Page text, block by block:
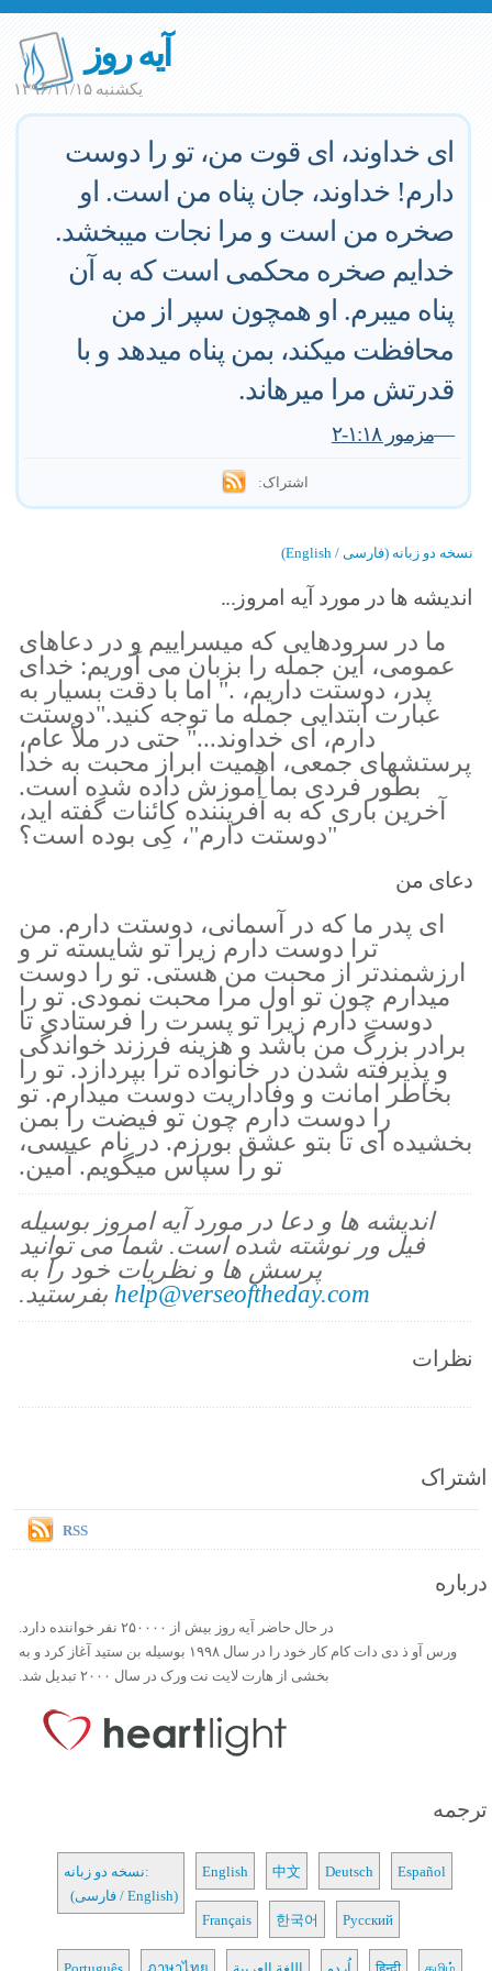
آیه روز
یکشنبه ۱۳۹۶/۱۱/۱۵
اى خداوند، اى قوت من، تو را دوست
دارم! خداوند، جان پناه من است. او
صخره من است و مرا نجات ميبخشد.
خدايم صخره محكمى است كه به آن
پناه ميبرم. او همچون سپر از من
محافظت ميكند، بمن پناه ميدهد و با
قدرتش مرا ميرهاند.
—مزمور ١:١٨-٢
اشتراک:
نسخه دو زبانه (فارسی / English)
اندیشه ها در مورد آیه امروز...
ما در سرودهايى كه ميسراييم و در دعاهاى
عمومى، اين جمله را بزبان مى آوريم: خداى
پدر، دوستت داريم، ." اما با دقت بسيار به
عبارت ابتدايى جمله ما توجه كنيد."دوستت
دارم، اى خداوند..." حتى در ملأ عام،
پرستشهاى جمعى، اهميت ابراز محبت به خدا
بطور فردى بما آموزش داده شده است.
آخرين بارى كه به آفريننده كائنات گفته ايد،
"دوستت دارم"، كِى بوده است؟
دعای من
اى پدر ما كه در آسمانى، دوستت دارم. من
ترا دوست دارم زيرا تو شايسته تر و
ارزشمندتر از محبت من هستى. تو را دوست
ميدارم چون تو اول مرا محبت نمودى. تو را
دوست دارم زيرا تو پسرت را فرستادى تا
برادر بزرگ من باشد و هزينه فرزند خواندگى
و پذيرفته شدن در خانواده ترا بپردازد. تو را
بخاطر امانت و وفاداريت دوست ميدارم. تو
را دوست دارم چون تو فيضت را بمن
بخشيده اى تا بتو عشق بورزم. در نام عيسى،
تو را سپاس ميگويم. آمين.
اندیشه ها و دعا در مورد آیه امروز بوسیله
فیل ور نوشته شده است. شما می توانید
پرسش ها و نظریات خود را به
help@verseoftheday.com بفرستید.
نظرات
اشتراک
RSS
درباره
در حال حاضر آیه روز بیش از ۲۵۰۰۰۰ نفر خواننده دارد.
ورس آو ذ دی دات کام کار خود را در سال ۱۹۹۸ بوسیله بن ستید آغاز کرد و به
بخشی از هارت لایت نت ورک در سال ۲۰۰۰ تبدیل شد.
ترجمه
نسخه دو زبانه:
(فارسی / English)
English 中文 Deutsch Español
Français 한국어 Русский